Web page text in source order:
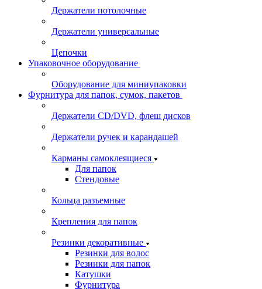
Держатели потолочные
Держатели универсальные
Цепочки
Упаковочное оборудование
Оборудование для миниупаковки
Фурнитура для папок, сумок, пакетов
Держатели CD/DVD, флеш дисков
Держатели ручек и карандашей
Карманы самоклеящиеся
Для папок
Стендовые
Кольца разъемные
Крепления для папок
Резинки декоративные
Резинки для волос
Резинки для папок
Катушки
Фурнитура